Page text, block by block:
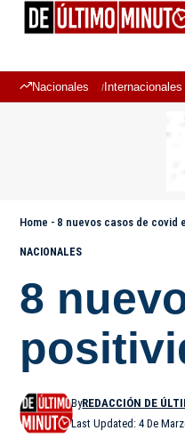
Nacionales Internacionales
Home - 8 nuevos casos de covid
NACIONALES
8
Last Updated: 4 De
ByREDACCIÓN DE